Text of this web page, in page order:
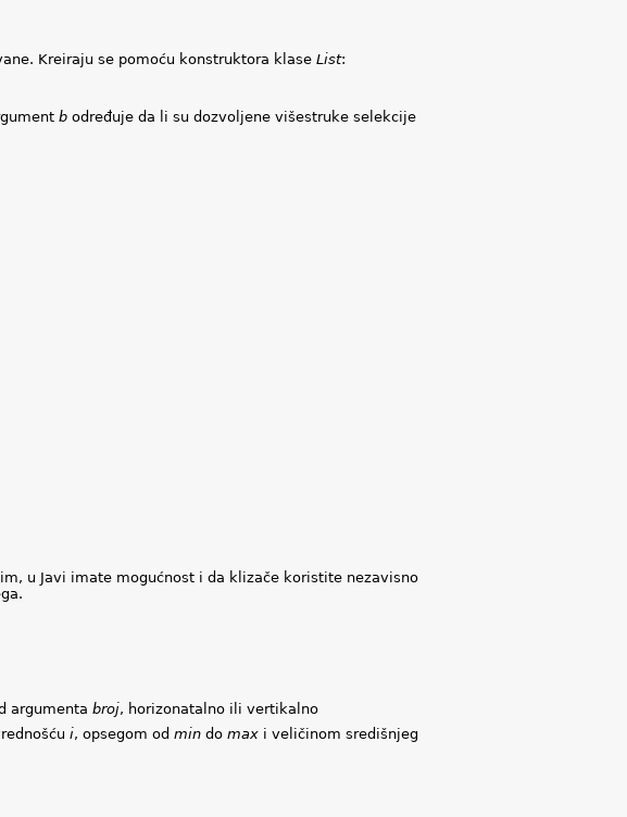
Kreiraju se pomoću konstruktora klase List:
b određuje da li su dozvoljene višestruke selekcije
u Javi imate mogućnost i da klizače koristite nezavisno
argumenta broj, horizonatalno ili vertikalno
i, opsegom od mindo maxi veličinom središnjeg